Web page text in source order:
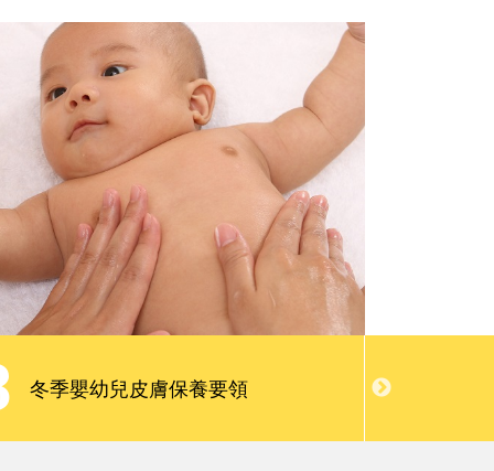
親子慢讀 請問專家 會員限定服務
冬季嬰幼兒皮膚保養要領 4